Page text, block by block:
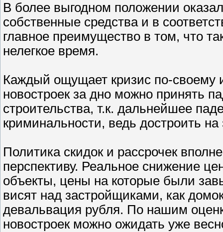
В более выгодном положении
собственные средства и в
главное преимущество в том, что
нелегкое время.
Каждый ощущает кризис по-
новостроек за дно можно принять
строительства, т.к. дальнейшее
криминальности, ведь достроить
Политика скидок и рассрочек
перспективу. Реальное снижение
объекты, цены на которые были
висят над застройщиками, как
девальвация рубля. По нашим
новостроек можно ожидать уже